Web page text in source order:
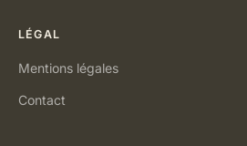
LÉGAL
Mentions légales
Contact